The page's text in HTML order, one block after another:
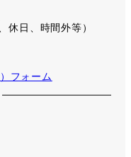
休日、時間外等）
フォーム